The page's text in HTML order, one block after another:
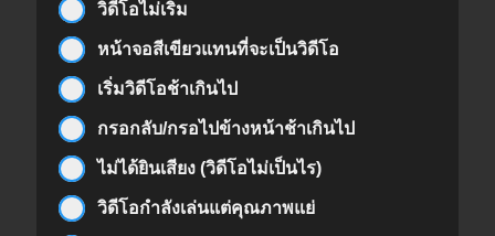
วิดีโอไม่เริ่ม
หน้าจอสีเขียวแทนที่จะเป็นวิดีโอ
เริ่มวิดีโอช้าเกินไป
กรอกลับ/กรอไปข้างหน้าช้าเกินไป
ไม่ได้ยินเสียง (วิดีโอไม่เป็นไร)
วิดีโอกำลังเล่นแต่คุณภาพแย่